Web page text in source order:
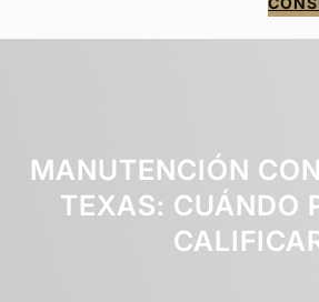
MANUTENCIÓN
TEXAS: CUÁNDO